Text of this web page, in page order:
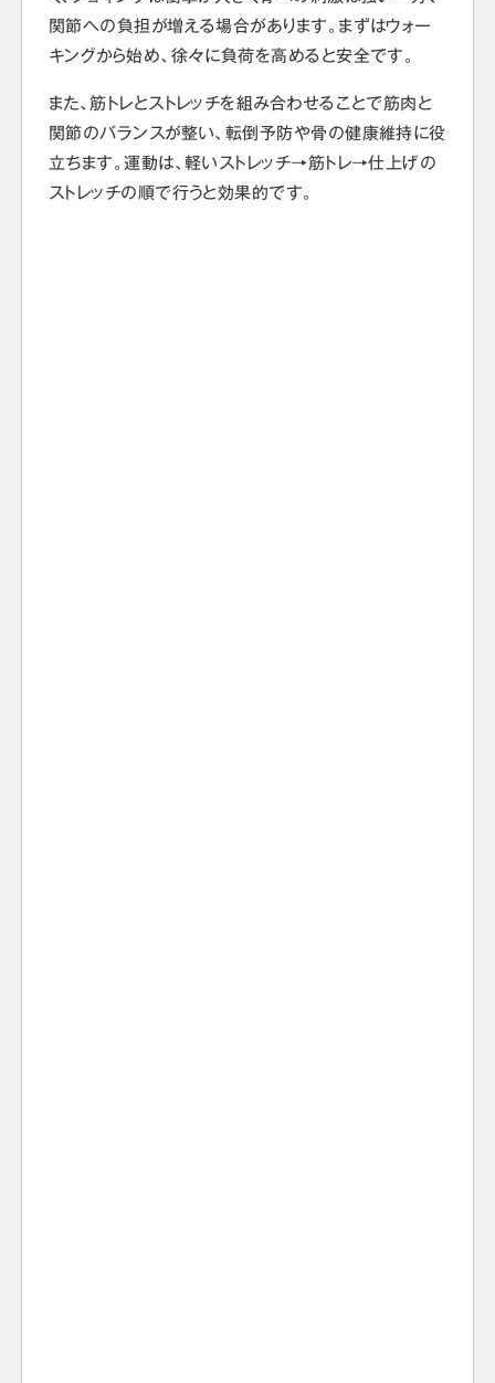
関節への負担が増える場合があります。まずはウォー
キングから始め、徐々に負荷を高めると安全です。
また、筋トレとストレッチを組み合わせることで筋肉と
関節のバランスが整い、転倒予防や骨の健康維持に役
立ちます。運動は、軽いストレッチ→筋トレ→仕上げの
ストレッチの順で行うと効果的です。